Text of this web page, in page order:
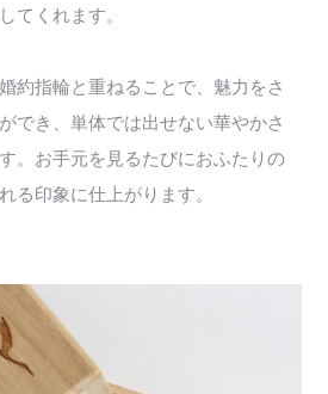
てくれます。
約指輪と重ねることで、魅力をさ
でき、単体では出せない華やかさ
。お手元を見るたびにおふたりの
る印象に仕上がります。